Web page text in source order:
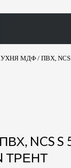
МДФ / ПВХ, NCS
NCS S
ТРЕНТ